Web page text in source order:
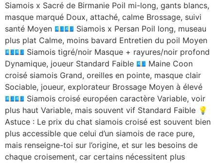
Siamois x Sacré de Birmanie Poil mi-long, gants blancs,
masque marqué Doux, attaché, calme Brossage, suivi
santé Moyen 💶💶 Siamois x Persan Poil long, museau
plus plat Calme, moins bavard Entretien du poil Moyen
💶💶 Siamois tigré/noir Masque + rayures/noir profond
Dynamique, joueur Standard Faible 💶 Maine Coon
croisé siamois Grand, oreilles en pointe, masque clair
Sociable, joueur, explorateur Brossage Moyen à élevé
💶💶 Siamois croisé européen caractère Variable, voir
plus haut Variable, mais souvent vif Standard Faible 💡
Astuce : Le prix du chat siamois croisé est souvent bien
plus accessible que celui d’un siamois de race pure,
mais renseigne-toi sur l’origine, et sur les besoins de
chaque croisement, car certains nécessitent plus